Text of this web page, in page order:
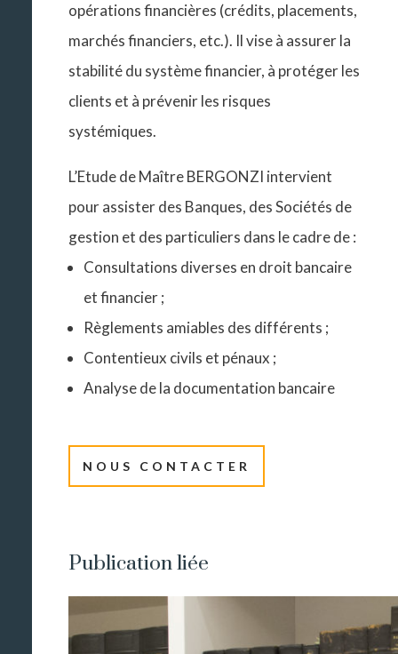
opérations financières (crédits, placements,
marchés financiers, etc.). Il vise à assurer la
stabilité du système financier, à protéger les
clients et à prévenir les risques
systémiques.
L’Etude de Maître BERGONZI intervient
pour assister des Banques, des Sociétés de
gestion et des particuliers dans le cadre de :
Consultations diverses en droit bancaire
et financier ;
Règlements amiables des différents ;
Contentieux civils et pénaux ;
Analyse de la documentation bancaire
NOUS CONTACTER
Publication liée